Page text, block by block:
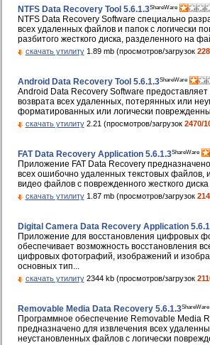
NTFS Data Recovery Tool 5.6.1.3ShareWare
NTFS Data Recovery Software специально
всех удаленных файлов и папок с логически
разбитого жесткого диска, разделенного на
скачать утилиту1.89 mb (просмотров/загрузок
Android Data Recovery Tool 5.6.1.3ShareWare
Android Data Recovery Software
возврата всех удаленных, потерянных или
форматированных или логически
скачать утилиту2.21 (просмотров/загрузок 2470/
FAT Data Recovery Application 5.6.1.3ShareWare
Приложение FAT Data Recovery
всех ошибочно удаленных текстовых файлов,
видео файлов с поврежденного жесткого диска
скачать утилиту1.87 mb (просмотров/загрузок
Digital Camera Data Recovery Application
Приложение для восстановления цифровых
обеспечивает возможность восстановления
цифровых фотографий, изображений и
основных тип...
скачать утилиту2344 kb (просмотров/загрузок
Removable Media Data Recovery 5.6.1.3ShareWare
Программное обеспечение Removable Media
предназначено для извлечения всех
неустановленных файлов с логически